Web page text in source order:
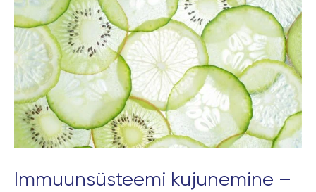
Immuunsüsteemi kujunemine –
–
puust
ja
punaseks!